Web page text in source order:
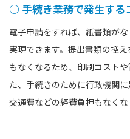
○ 手続き業務で発生する
電子申請をすれば、紙書類が
実現できます。提出書類の控
もなくなるため、印刷コスト
た、手続きのために行政機関に
交通費などの経費負担もなくな